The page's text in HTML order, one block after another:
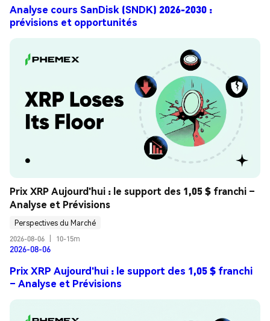
Analyse cours SanDisk (SNDK) 2026-2030 :
prévisions et opportunités
Prix XRP Aujourd'hui : le support des 1,05 $ franchi –
Analyse et Prévisions
Perspectives du Marché
2026-08-06
10-15m
2026-08-06
Prix XRP Aujourd'hui : le support des 1,05 $ franchi
– Analyse et Prévisions